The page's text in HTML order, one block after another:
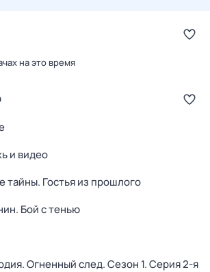
на это время
и видео
тайны. Гостья из прошлого
Бой с тенью
Огненный след. Сезон 1. Серия 2-я